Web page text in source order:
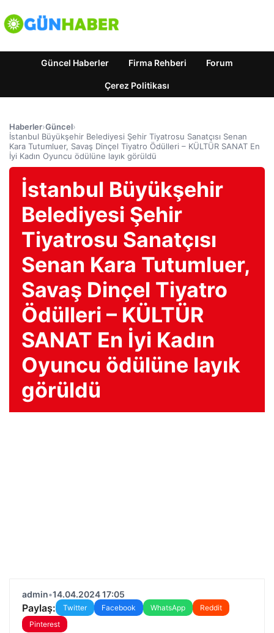
Güncel Haberler Firma Rehberi Forum
Çerez Politikası
Haberler›Güncel›
İstanbul Büyükşehir Belediyesi Şehir Tiyatrosu Sanatçısı Senan
Kara Tutumluer, Savaş Dinçel Tiyatro Ödülleri – KÜLTÜR SANAT En
İyi Kadın Oyuncu ödülüne layık görüldü
İstanbul Büyükşehir
Belediyesi Şehir
Tiyatrosu Sanatçısı
Senan Kara Tutumluer,
Savaş Dinçel Tiyatro
Ödülleri – KÜLTÜR
SANAT En İyi Kadın
Oyuncu ödülüne layık
görüldü
admin•14.04.2024 17:05
Paylaş: Twitter Facebook WhatsApp
Reddit
Pinterest